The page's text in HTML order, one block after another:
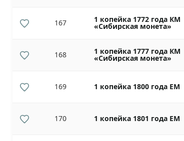
167 1 копейка 1772 года КМ
«Сибирская монета»
168 1 копейка 1777 года КМ
«Сибирская монета»
169 1 копейка 1800 года ЕМ
170 1 копейка 1801 года ЕМ